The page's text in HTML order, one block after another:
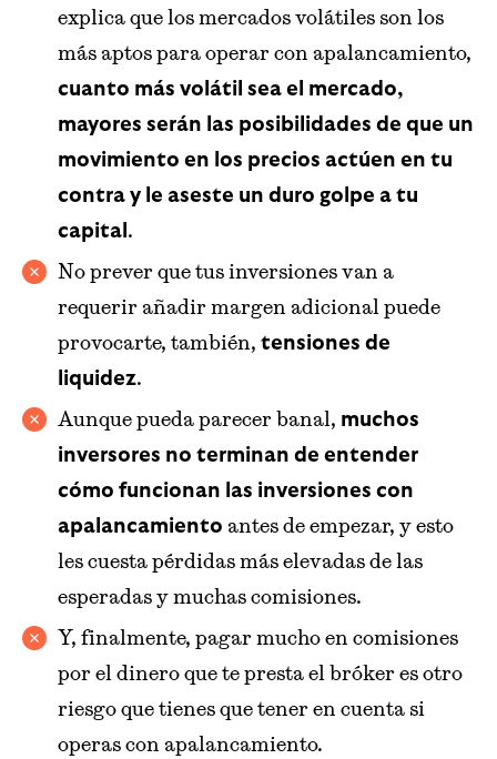
explica que los mercados volátiles son los
más aptos para operar con apalancamiento,
cuanto más volátil sea el mercado,
mayores serán las posibilidades de que un
movimiento en los precios actúen en tu
contra y le aseste un duro golpe a tu
capital .
No prever que tus inversiones van a
requerir añadir margen adicional puede
provocarte, también, tensiones de
liquidez.
Aunque pueda parecer banal, muchos
inversores no terminan de entender
cómo funcionan las inversiones con
apalancamiento antes de empezar, y esto
les cuesta pérdidas más elevadas de las
esperadas y muchas comisiones.
Y, finalmente, pagar mucho en comisiones
por el dinero que te presta el bróker es otro
riesgo que tienes que tener en cuenta si
operas con apalancamiento.